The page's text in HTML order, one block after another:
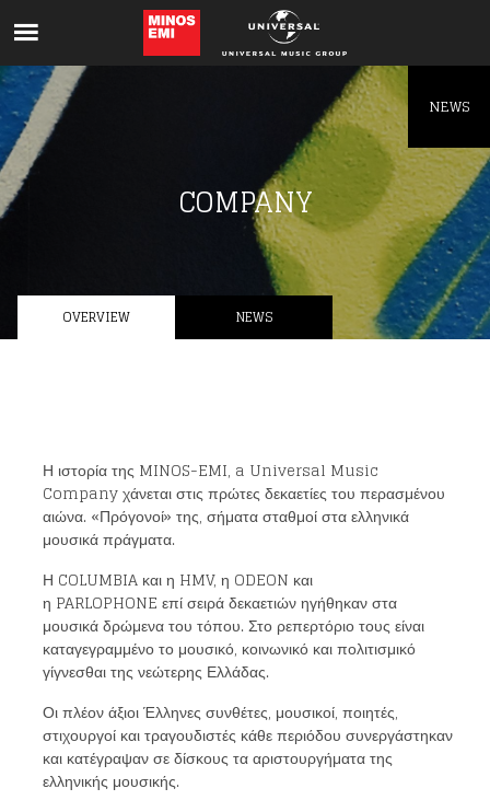
COMPANY
OVERVIEW NEWS
Η ιστορία της MINOS-EMI, a Universal Music
Company χάνεται στις πρώτες δεκαετίες του περασμένου
αιώνα. «Πρόγονοί» της, σήματα σταθμοί στα ελληνικά
μουσικά πράγματα.
Η COLUMBIA και η HMV, η ODEON και
η PARLOPHONE επί σειρά δεκαετιών ηγήθηκαν στα
μουσικά δρώμενα του τόπου. Στο ρεπερτόριο τους είναι
καταγεγραμμένο το μουσικό, κοινωνικό και πολιτισμικό
γίγνεσθαι της νεώτερης Ελλάδας.
Οι πλέον άξιοι Έλληνες συνθέτες, μουσικοί, ποιητές,
στιχουργοί και τραγουδιστές κάθε περιόδου συνεργάστηκαν
και κατέγραψαν σε δίσκους τα αριστουργήματα της
ελληνικής μουσικής.
NEWS
Like being first?
Get news from your favorite artists before
everyone else.